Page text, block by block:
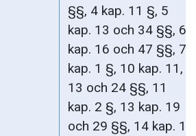
§§, 4 kap. 11 §, 5
kap. 13 och 34 §§, 6
kap. 16 och 47 §§, 7
kap. 1 §, 10 kap. 11,
13 och 24 §§, 11
kap. 2 §, 13 kap. 19
och 29 §§, 14 kap. 1